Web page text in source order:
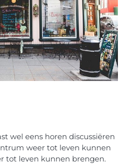
wel eens horen discussiëren
weer tot leven kunnen
tot leven kunnen brengen.